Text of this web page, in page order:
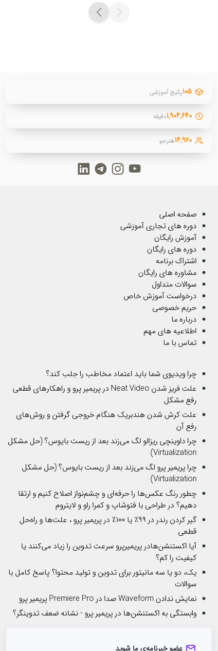
۱۰۵پکیج آموزشی
۱,۹۰۴,۶۴۰دقیقه
۱۴,۹۲۰هنرجو
صفحه اصلی
دوره های تجاری آموزشی
آموزش رایگان
دوره های رایگان
اشتراک برنامه
مشاوره های رایگان
سوالات متداول
درخواست آموزش خاص
حریم خصوصی
درباره ما
اطلاعیه های مهم
تماس با ما
چرا ویدیوی شما باید اعتماد مخاطب را جلب کند؟
علت فریز شدن Neat Video در پریمیر پرو و راهکارهای قطعی
رفع مشکل
علت کرش شدن هندبریک هنگام خروجی گرفتن و روش‌های
رفع آن
چرا داوینچی ریزالو لگ می‌زند بعد از ریست بایوس؟ (حل مشکل
Virtualization)
چرا پریمیر پرو لگ می‌زند بعد از ریست بایوس؟ (حل مشکل
Virtualization)
چطور رنگ عکس‌ها را حرفه‌ای و چشم‌نواز اصلاح کنیم و ارتقا
دهیم؟ در طراحی با فتوشاپ و کمرا راو و لایتروم
گیر کردن رندر در ۹۹٪ یا ۱۰۰٪ در پریمیر پرو ، علت‌ها و راه‌حل
قطعی
آیا اکستنشن‌هادر پریمیرپرو سرعت تدوین را زیاد می‌کنند یا
کیفیت را کم؟
یک، دو یا سه مانیتور برای تدوین و تولید محتوا؟ پاسخ کامل با
سوالات
نمایش ندادن Waveform صدا در Premiere Pro پریمیر پرو
وابستگی به اکستنشن‌ها در پریمیر پرو - نشانه ضعف تدوینگر؟
عضو خبرنامه‌ی ما شوید